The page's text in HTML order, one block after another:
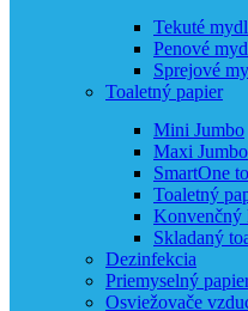
Tekuté
Penové
Sprejové
Toaletný papier
Mini Jumbo
Maxi Jumbo
SmartOne
Toaletný
Konvenčný
Skladaný
Dezinfekcia
Priemyselný
Osviežovače